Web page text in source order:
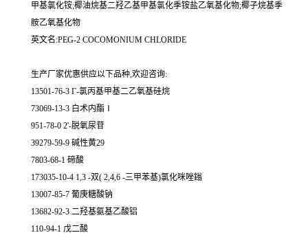
甲基氯化铵;椰油烷基二羟乙基甲基氯化季铵盐乙氧基化物;椰子烷基季
胺乙氧基化物
英文名:PEG-2 COCOMONIUM CHLORIDE
生产厂家优惠供应以下品种,欢迎咨询:
13501-76-3 Γ-氯丙基甲基二乙氧基硅烷
73069-13-3 白术内酯Ⅰ
951-78-0 2'-脱氧尿苷
39279-59-9 碱性黄29
7803-68-1 碲酸
173035-10-4 1,3 -双( 2,4,6 -三甲苯基)氯化咪唑鎓
13007-85-7 葡庚糖酸钠
13682-92-3 二羟基氨基乙酸铝
110-94-1 戊二酸